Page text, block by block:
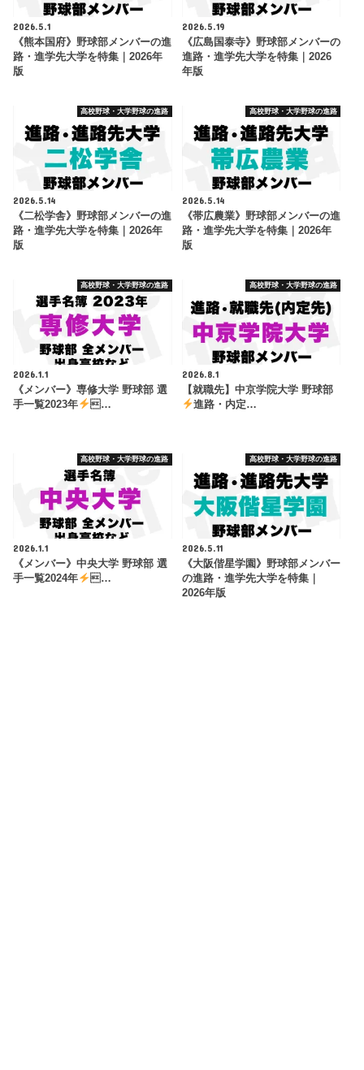
2026.5.1
《熊本国府》野球部メンバーの進
路・進学先大学を特集｜2026年
版
2026.5.19
《広島国泰寺》野球部メンバーの
進路・進学先大学を特集｜2026
年版
高校野球・大学野球の進路
2026.5.14
《二松学舎》野球部メンバーの進
路・進学先大学を特集｜2026年
版
高校野球・大学野球の進路
2026.5.14
《帯広農業》野球部メンバーの進
路・進学先大学を特集｜2026年
版
高校野球・大学野球の進路
2026.1.1
《メンバー》専修大学 野球部 選
手一覧2023年
…
高校野球・大学野球の進路
2026.8.1
【就職先】中京学院大学 野球部
進路・内定…
高校野球・大学野球の進路
2026.1.1
《メンバー》中央大学 野球部 選
手一覧2024年
…
高校野球・大学野球の進路
2026.5.11
《大阪偕星学園》野球部メンバー
の進路・進学先大学を特集｜
2026年版